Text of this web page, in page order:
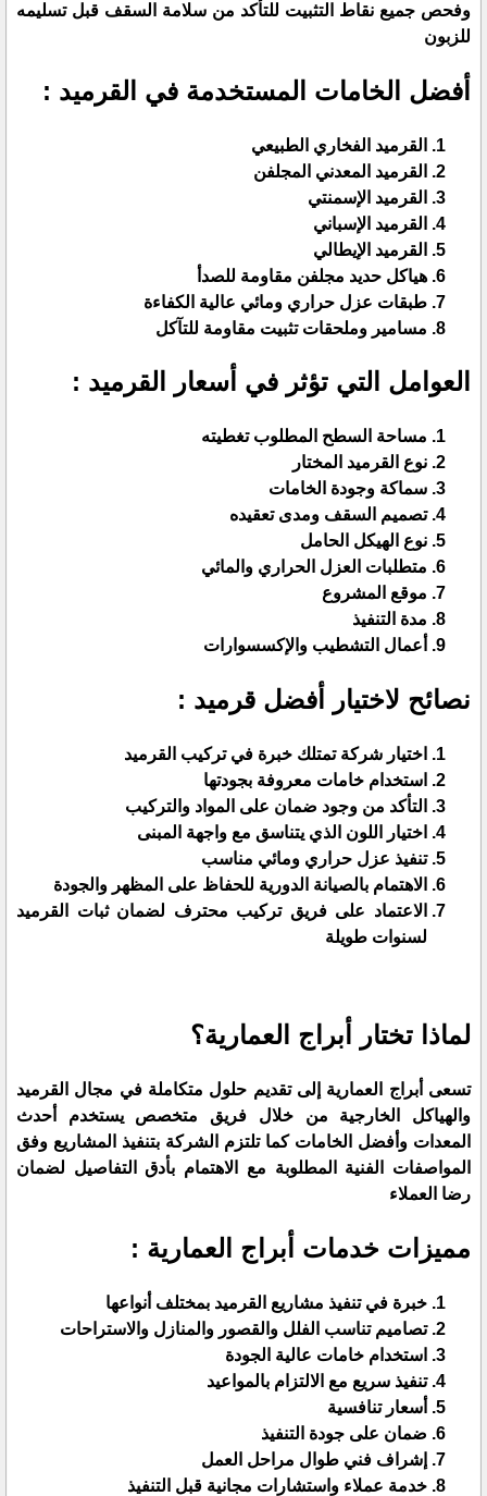
وفحص جميع نقاط التثبيت للتأكد من سلامة السقف قبل تسليمه
للزبون
أفضل الخامات المستخدمة في القرميد :
القرميد الفخاري الطبيعي
القرميد المعدني المجلفن
القرميد الإسمنتي
القرميد الإسباني
القرميد الإيطالي
هياكل حديد مجلفن مقاومة للصدأ
طبقات عزل حراري ومائي عالية الكفاءة
مسامير وملحقات تثبيت مقاومة للتآكل
العوامل التي تؤثر في أسعار القرميد :
مساحة السطح المطلوب تغطيته
نوع القرميد المختار
سماكة وجودة الخامات
تصميم السقف ومدى تعقيده
نوع الهيكل الحامل
متطلبات العزل الحراري والمائي
موقع المشروع
مدة التنفيذ
أعمال التشطيب والإكسسوارات
نصائح لاختيار أفضل قرميد :
اختيار شركة تمتلك خبرة في تركيب القرميد
استخدام خامات معروفة بجودتها
التأكد من وجود ضمان على المواد والتركيب
اختيار اللون الذي يتناسق مع واجهة المبنى
تنفيذ عزل حراري ومائي مناسب
الاهتمام بالصيانة الدورية للحفاظ على المظهر والجودة
الاعتماد على فريق تركيب محترف لضمان ثبات القرميد
لسنوات طويلة
لماذا تختار أبراج العمارية؟
تسعى أبراج العمارية إلى تقديم حلول متكاملة في مجال القرميد
والهياكل الخارجية من خلال فريق متخصص يستخدم أحدث
المعدات وأفضل الخامات كما تلتزم الشركة بتنفيذ المشاريع وفق
المواصفات الفنية المطلوبة مع الاهتمام بأدق التفاصيل لضمان
رضا العملاء
مميزات خدمات أبراج العمارية :
خبرة في تنفيذ مشاريع القرميد بمختلف أنواعها
تصاميم تناسب الفلل والقصور والمنازل والاستراحات
استخدام خامات عالية الجودة
تنفيذ سريع مع الالتزام بالمواعيد
أسعار تنافسية
ضمان على جودة التنفيذ
إشراف فني طوال مراحل العمل
خدمة عملاء واستشارات مجانية قبل التنفيذ